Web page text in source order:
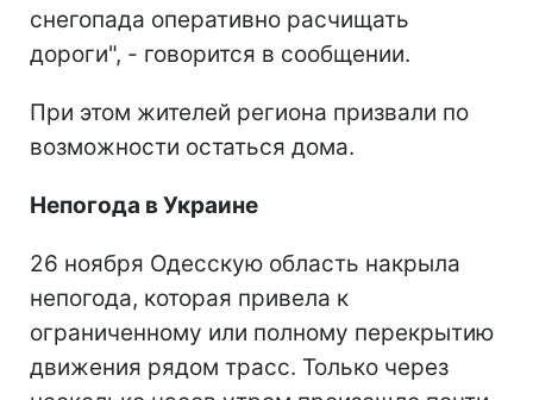
снегопада оперативно расчищать
дороги", - говорится в сообщении.
При этом жителей региона призвали по
возможности остаться дома.
Непогода в Украине
26 ноября Одесскую область накрыла
непогода, которая привела к
ограниченному или полному перекрытию
движения рядом трасс. Только через